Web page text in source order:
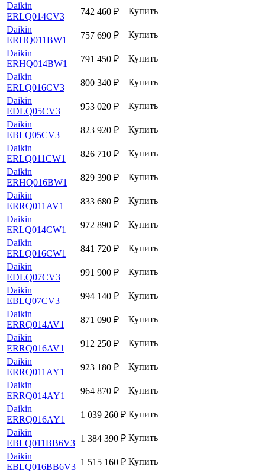
Daikin
ERLQ014CV3
742 460 ₽
Купить
Daikin
ERHQ011BW1
757 690 ₽
Купить
Daikin
ERHQ014BW1
791 450 ₽
Купить
Daikin
ERLQ016CV3
800 340 ₽
Купить
Daikin
EDLQ05CV3
953 020 ₽
Купить
Daikin
EBLQ05CV3
823 920 ₽
Купить
Daikin
ERLQ011CW1
826 710 ₽
Купить
Daikin
ERHQ016BW1
829 390 ₽
Купить
Daikin
ERRQ011AV1
833 680 ₽
Купить
Daikin
ERLQ014CW1
972 890 ₽
Купить
Daikin
ERLQ016CW1
841 720 ₽
Купить
Daikin
EDLQ07CV3
991 900 ₽
Купить
Daikin
EBLQ07CV3
994 140 ₽
Купить
Daikin
ERRQ014AV1
871 090 ₽
Купить
Daikin
ERRQ016AV1
912 250 ₽
Купить
Daikin
ERRQ011AY1
923 180 ₽
Купить
Daikin
ERRQ014AY1
964 870 ₽
Купить
Daikin
ERRQ016AY1
1 039 260 ₽ Купить
Daikin
EBLQ011BB6V3 1 384 390 ₽ Купить
Daikin
EBLQ016BB6V3 1 515 160 ₽ Купить